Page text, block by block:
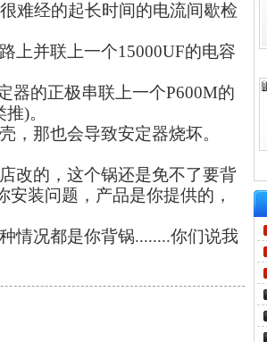
难经的起长时间的电流间歇检
上并联上一个15000UF的电容
器的正极串联上一个P600M的
推)。
，那也会导致安定器烧坏。
改的，这个锅还是免不了要背
装问题，产品是你提供的，
情况都是你背锅........你们说我